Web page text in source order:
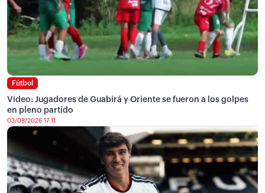
Fútbol
Video: Jugadores de Guabirá y Oriente se fueron a los golpes
en pleno partido
03/08/2026 17:11